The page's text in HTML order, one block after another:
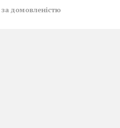
за домовленістю